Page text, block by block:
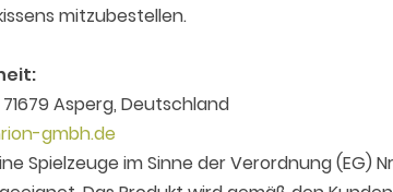
mitzubestellen.
Asperg, Deutschland
gmbh.de
Spielzeuge im Sinne der Verordnung (EG)